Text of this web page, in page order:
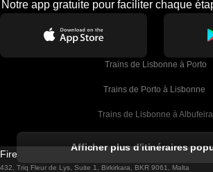
Notre app gratuite pour faciliter chaque
Trains de Lisbonne à Porto
Trains de Porto à Lisbonne
Trains de Lisbonne à Albufeira
Trains de Lisbonne à Lagos
Afficher plus d'itinéraires
Firebird GT Limited (OC 1451)
432, Triq Fleur de Lys, Suite 1, Birkirkara, BKR 9061, Malta